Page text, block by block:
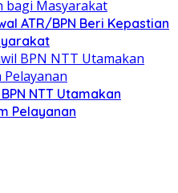
ATR/BPN Beri Kepastian
NTT Utamakan
Pelayanan